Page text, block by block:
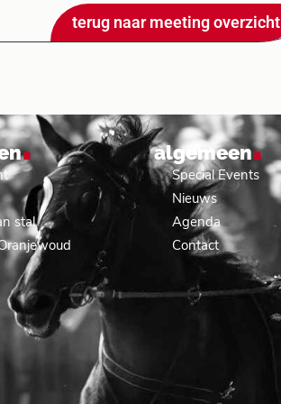
terug naar meeting overzicht
.
stal
algemeen.
Special Events
Nieuws
Agenda
Contact